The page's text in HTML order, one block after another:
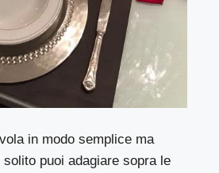
in modo semplice ma
puoi adagiare sopra le